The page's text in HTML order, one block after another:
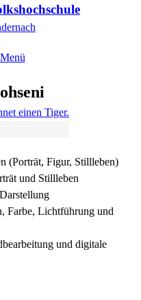
Menü
(Porträt, Figur, Stillleben)
und Stillleben
Farbe, Lichtführung und
und digitale